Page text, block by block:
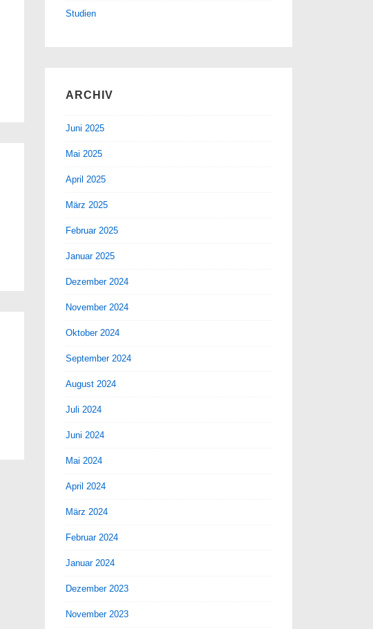
Studien
ARCHIV
Juni 2025
Mai 2025
April 2025
März 2025
Februar 2025
Januar 2025
Dezember 2024
November 2024
Oktober 2024
September 2024
August 2024
Juli 2024
Juni 2024
Mai 2024
April 2024
März 2024
Februar 2024
Januar 2024
Dezember 2023
November 2023